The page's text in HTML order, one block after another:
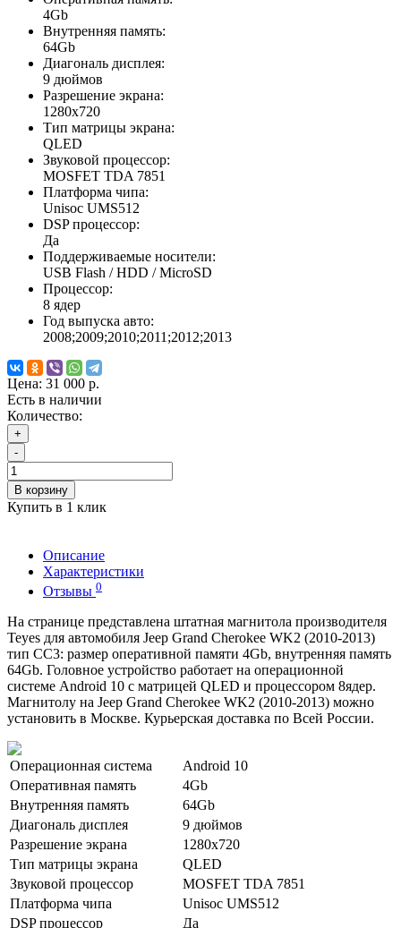
4Gb
Внутренняя память:
64Gb
Диагональ дисплея:
9 дюймов
Разрешение экрана:
1280x720
Тип матрицы экрана:
QLED
Звуковой процессор:
MOSFET TDA 7851
Платформа чипа:
Unisoc UMS512
DSP процессор:
Да
Поддерживаемые носители:
USB Flash / HDD / MicroSD
Процессор:
8 ядер
Год выпуска авто:
2008;2009;2010;2011;2012;2013
Цена: 31 000 р.
Есть в наличии
Количество:
+
-
В корзину
Купить в 1 клик
Описание
Характеристики
Отзывы 0
На странице представлена штатная магнитола производителя
Teyes для автомобиля Jeep Grand Cherokee WK2 (2010-2013)
тип CC3: размер оперативной памяти 4Gb, внутренняя память
64Gb. Головное устройство работает на операционной
системе Android 10 с матрицей QLED и процессором 8ядер.
Магнитолу на Jeep Grand Cherokee WK2 (2010-2013) можно
установить в Москве. Курьерская доставка по Всей России.
Операционная система
Android 10
Оперативная память
4Gb
Внутренняя память
64Gb
Диагональ дисплея
9 дюймов
Разрешение экрана
1280x720
Тип матрицы экрана
QLED
Звуковой процессор
MOSFET TDA 7851
Платформа чипа
Unisoc UMS512
DSP процессор
Да